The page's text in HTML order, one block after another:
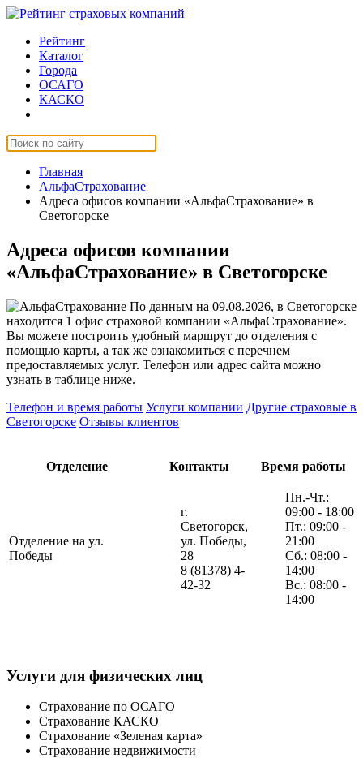
Рейтинг
Каталог
Города
ОСАГО
КАСКО
Главная
АльфаСтрахование
Адреса офисов компании «АльфаСтрахование» в
Светогорске
Адреса офисов компании
«АльфаСтрахование» в Светогорске
По данным на 09.08.2026, в Светогорске
находится 1 офис страховой компании «АльфаСтрахование».
Вы можете построить удобный маршрут до отделения с
помощью карты, а так же ознакомиться с перечнем
предоставляемых услуг. Телефон или адрес сайта можно
узнать в таблице ниже.
Телефон и время работы Услуги компании Другие страховые в
Светогорске Отзывы клиентов
Отделение Контакты Время работы
Отделение на ул.
Победы
г.
Светогорск,
ул. Победы,
28
8 (81378) 4-
42-32
Пн.-Чт.:
09:00 - 18:00
Пт.: 09:00 -
21:00
Сб.: 08:00 -
14:00
Вс.: 08:00 -
14:00
Услуги для физических лиц
Страхование по ОСАГО
Страхование КАСКО
Страхование «Зеленая карта»
Страхование недвижимости